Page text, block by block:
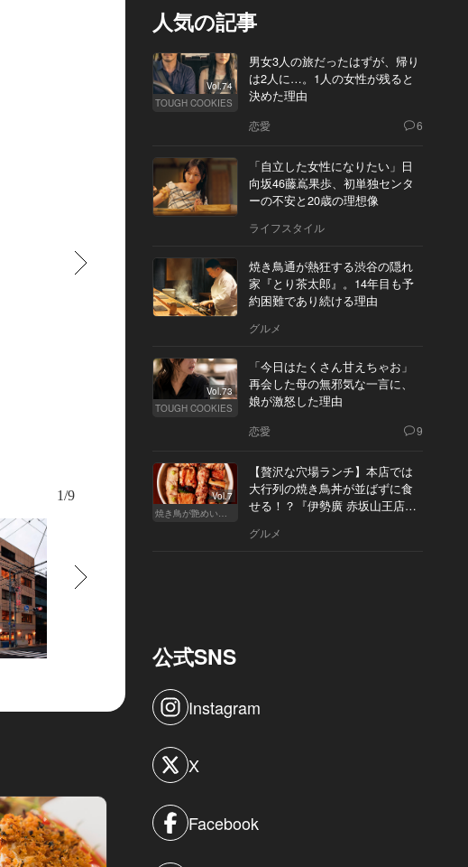
ゴー”の希少ボトルや国内に数十本しかないといわれる“フランソワ・ビリオン”のヴィン
ジ、￥700,000の値が付いた“ジャック・セロス”など、掘り出し物が多数そろう
1/9
人気の記事
Vol.74
TOUGH COOKIES
男女3人の旅だったはずが、帰り
は2人に…。1人の女性が残ると
決めた理由
恋愛 6
「自立した女性になりたい」日
向坂46藤嶌果歩、初単独センタ
ーの不安と20歳の理想像
ライフスタイル
焼き鳥通が熱狂する渋谷の隠れ
家『とり茶太郎』。14年目も予
約困難であり続ける理由
グルメ
Vol.73
TOUGH COOKIES
「今日はたくさん甘えちゃお」
再会した母の無邪気な一言に、
娘が激怒した理由
恋愛 9
Vol.7
焼き鳥が艶めいてきた
【贅沢な穴場ランチ】本店では
大行列の焼き鳥丼が並ばずに食
せる！？『伊勢廣 赤坂山王店』
グルメ
公式SNS
Instagram
X
Facebook